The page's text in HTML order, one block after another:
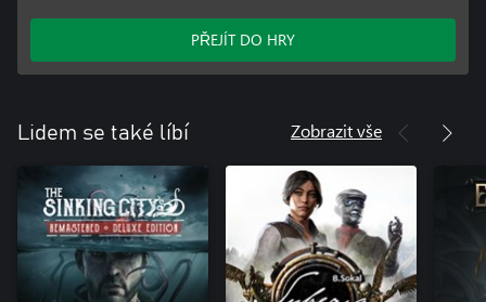
PŘEJÍT DO HRY
Lidem se také líbí Zobrazit vše